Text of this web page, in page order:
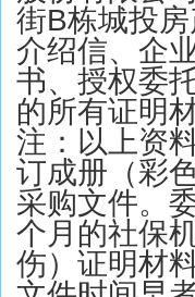
街B栋城投
介绍信、企
书、授权委
的所有证明
注：以上资
订成册（彩
采购文件。
个月的社保
伤）证明材